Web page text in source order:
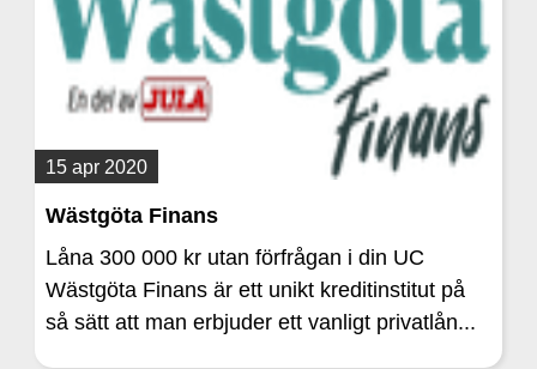
15 apr 2020
Wästgöta Finans
Låna 300 000 kr utan förfrågan i din UC
Wästgöta Finans är ett unikt kreditinstitut på
så sätt att man erbjuder ett vanligt privatlån...